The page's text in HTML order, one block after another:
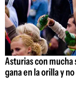
Asturias con mucha
gana en la orilla y